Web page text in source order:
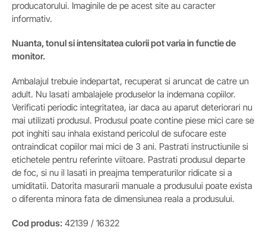
producatorului. Imaginile de pe acest site au caracter
informativ.
Nuanta, tonul si intensitatea culorii pot varia in functie de
monitor.
Ambalajul trebuie indepartat, recuperat si aruncat de catre un
adult. Nu lasati ambalajele produselor la indemana copiilor.
Verificati periodic integritatea, iar daca au aparut deteriorari nu
mai utilizati produsul. Produsul poate contine piese mici care se
pot inghiti sau inhala existand pericolul de sufocare este
ontraindicat copiilor mai mici de 3 ani. Pastrati instructiunile si
etichetele pentru referinte viitoare. Pastrati produsul departe
de foc, si nu il lasati in preajma temperaturilor ridicate si a
umiditatii. Datorita masurarii manuale a produsului poate exista
o diferenta minora fata de dimensiunea reala a produsului.
Cod produs: 42139 / 16322